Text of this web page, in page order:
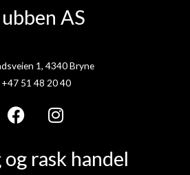
AS
1, 4340 Bryne
+47 51 48 20 40
F
c
I
n
s
rask handel